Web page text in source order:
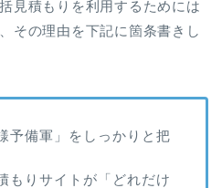
見積もりを利用するためには
その理由を下記に箇条書きし
予備軍」をしっかりと把
もりサイトが「どれだけ